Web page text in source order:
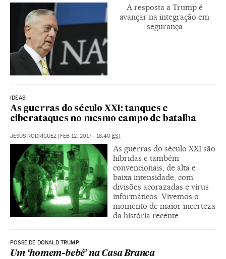
A resposta a Trump é
avançar na integração em
segurança
IDEAS
As guerras do século XXI: tanques e
ciberataques no mesmo campo de batalha
JESÚS RODRÍGUEZ FEB 12, 2017 - 18:40 EST
As guerras do século XXI são
híbridas e também
convencionais, de alta e
baixa intensidade, com
divisões acorazadas e vírus
informáticos. Vivemos o
momento de maior incerteza
da história recente
POSSE DE DONALD TRUMP
Um ‘homem-bebê’ na Casa Branca